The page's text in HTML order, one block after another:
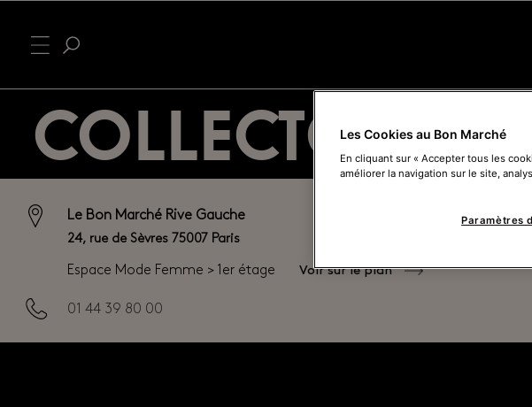
COLLECTORS
Le Bon Marché Rive Gauche
24, rue de Sèvres 75007 Paris
Espace Mode Femme > 1er étage Voir sur le plan
01 44 39 80 00
Les Cookies au Bon Marché
En cliquant sur « Accepter tous les
améliorer la navigation sur le site,
Paramètres